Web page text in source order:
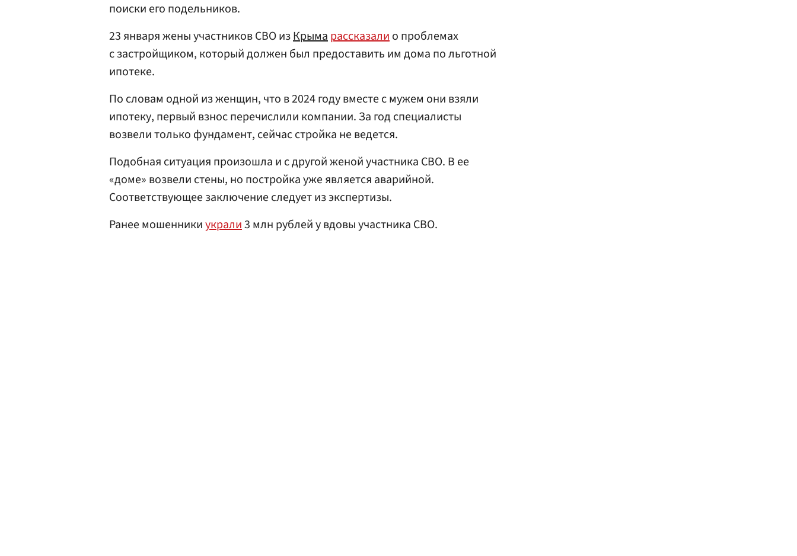
поиски его подельников.
23 января жены участников СВО изКрымарассказалио проблемах
с застройщиком, который должен был предоставить им дома по льготной
ипотеке.
По словам одной из женщин, что в 2024 году вместе с мужем они взяли
ипотеку, первый взнос перечислили компании. За год специалисты
возвели только фундамент, сейчас стройка не ведется.
Подобная ситуация произошла и с другой женой участника СВО. В ее
«доме» возвели стены, но постройка уже является аварийной.
Соответствующее заключение следует из экспертизы.
Ранее мошенникиукрали3 млн рублей у вдовы участника СВО.